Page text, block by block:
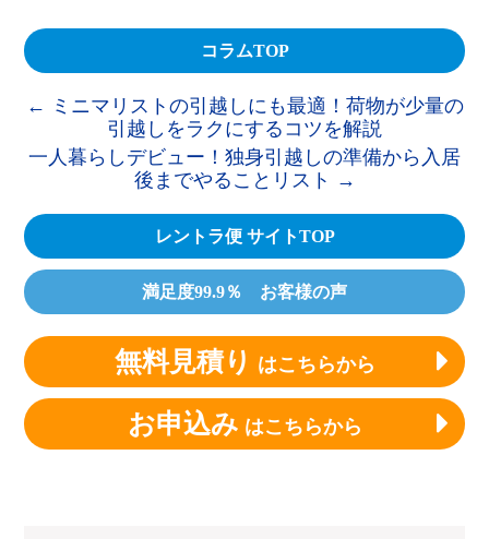
コラムTOP
← ミニマリストの引越しにも最適！荷物が少量の
引越しをラクにするコツを解説
一人暮らしデビュー！独身引越しの準備から入居
後までやることリスト →
レントラ便 サイトTOP
満足度99.9％ お客様の声
無料見積り はこちらから
お申込み はこちらから